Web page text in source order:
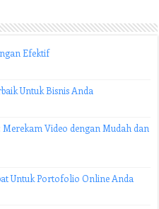
Efektif
Untuk Bisnis Anda
Video dengan Mudah dan
Untuk Portofolio Online Anda